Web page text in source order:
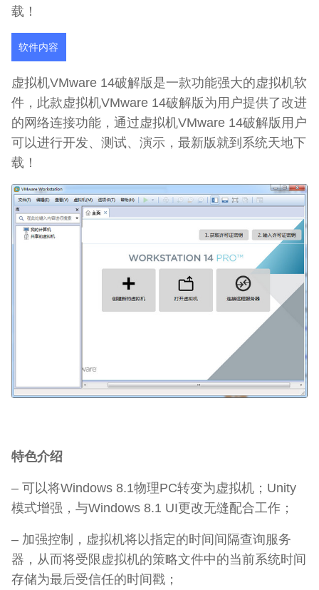
载！
软件内容
虚拟机VMware 14破解版是一款功能强大的虚拟机软
件，此款虚拟机VMware 14破解版为用户提供了改进
的网络连接功能，通过虚拟机VMware 14破解版用户
可以进行开发、测试、演示，最新版就到系统天地下
载！
特色介绍
– 可以将Windows 8.1物理PC转变为虚拟机；Unity
模式增强，与Windows 8.1 UI更改无缝配合工作；
– 加强控制，虚拟机将以指定的时间间隔查询服务
器，从而将受限虚拟机的策略文件中的当前系统时间
存储为最后受信任的时间戳；